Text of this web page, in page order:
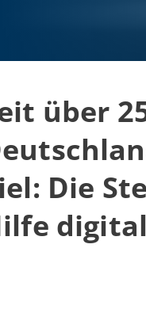
über
Die